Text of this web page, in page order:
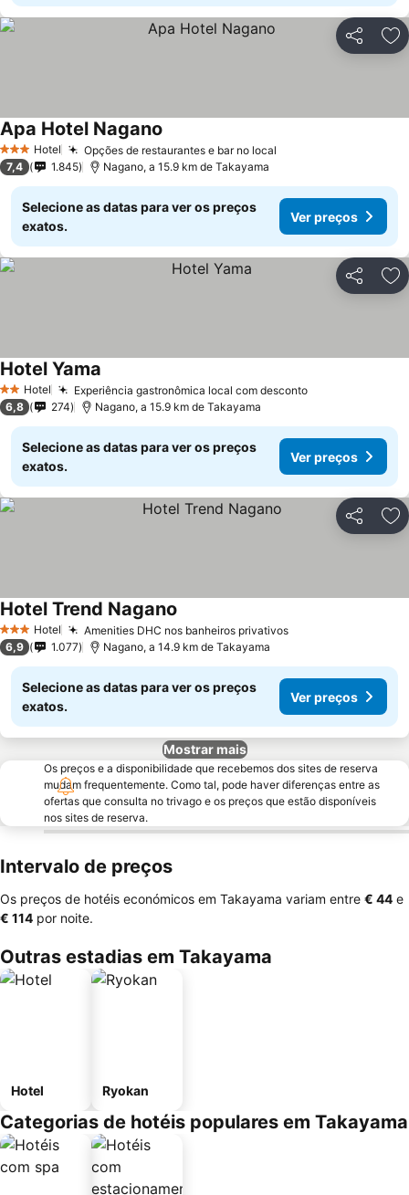
Partilhar
3 EstrelasHotel Opções de restaurantes e bar no local
Apa Hotel Nagano
7,4 1.845 Nagano, a 15.9 km de Takayama
Selecione as datas para ver os preços
exatos.
Ver preços
Partilhar
2 Estrelas
Hotel Experiência gastronômica local com desconto
Hotel Yama
6,8 274 Nagano, a 15.9 km de Takayama
Selecione as datas para ver os preços
exatos.
Ver preços
Partilhar
3 EstrelasHotel Amenities DHC nos banheiros privativos
Hotel Trend Nagano
6,9 1.077 Nagano, a 14.9 km de Takayama
Selecione as datas para ver os preços
exatos.
Ver preços
Mostrar mais
Os preços e a disponibilidade que recebemos dos sites de reserva
mudam frequentemente. Como tal, pode haver diferenças entre as
ofertas que consulta no trivago e os preços que estão disponíveis
nos sites de reserva.
Intervalo de preços
Os preços de hotéis económicos em Takayama variam entre ‎€ 44 e
‎€ 114 por noite.
Outras estadias em Takayama
Hotel Ryokan
Categorias de hotéis populares em Takayama